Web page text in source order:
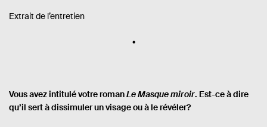
Extrait de l’entretien
Vous avez intitulé votre romanLe Masque miroir. Est-ce à dire
qu’il sert à dissimuler un visage ou à le révéler?